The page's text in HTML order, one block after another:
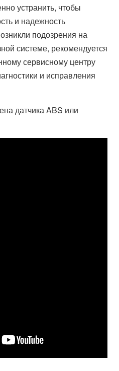
устранить, чтобы
и надежность
подозрения на
системе, рекомендуется
сервисному центру
и исправления
датчика ABS или